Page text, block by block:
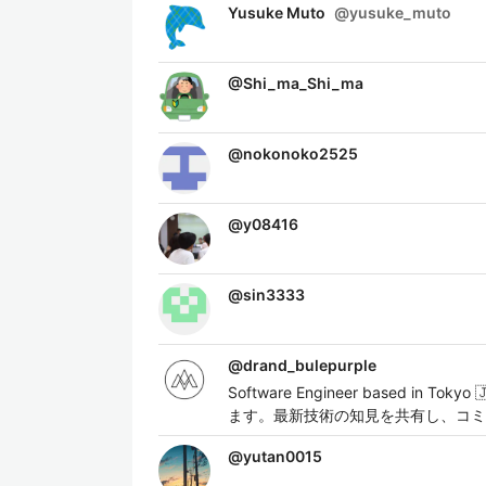
Yusuke Muto @yusuke_muto
@Shi_ma_Shi_ma
@nokonoko2525
@y08416
@sin3333
@drand_bulepurple
Software Engineer based in Tokyo
ます。最新技術の知見を共有し、コ
@yutan0015